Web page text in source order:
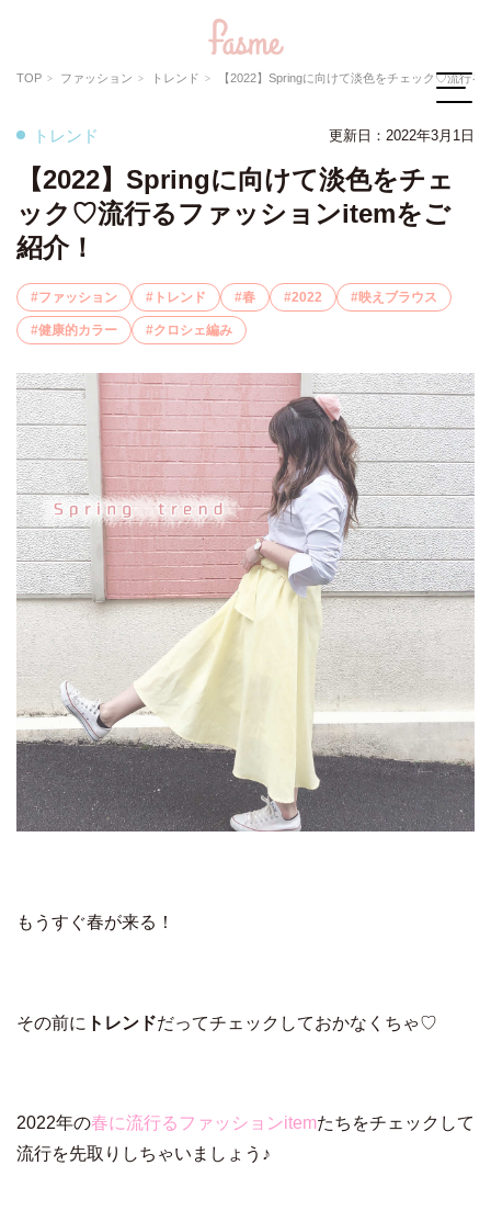
TOP ファッション トレンド 【2022】Springに向けて淡色をチェック♡流行るファッションitem
トレンド 更新日： 2022年3月1日
【2022】Springに向けて淡色をチェ
ック♡流行るファッションitemをご
紹介！
ファッション トレンド 春 2022 映えブラウス
健康的カラー クロシェ編み
もうすぐ春が来る！
その前に トレンドだってチェックしておかなくちゃ♡
2022年の春に流行るファッションitemたちをチェックして
流行を先取りしちゃいましょう♪